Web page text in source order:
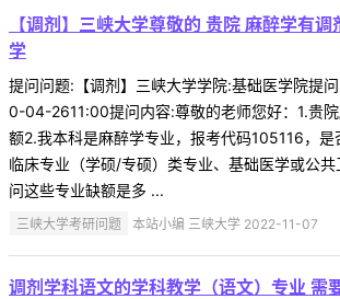
【调剂】三峡大学尊敬的 贵院 麻醉学有
学
提问问题:【调剂】三峡大学学院:基础医学院提
0-04-2611:00提问内容:尊敬的老师您好：1.贵
额2.我本科是麻醉学专业，报考代码105116，是
临床专业（学硕/专硕）类专业、基础医学或公
问这些专业缺额是多 ...
三峡大学考研问题 本站小编 三峡大学 2022-11-07
调剂学科语文的学科教学（语文）专业 需